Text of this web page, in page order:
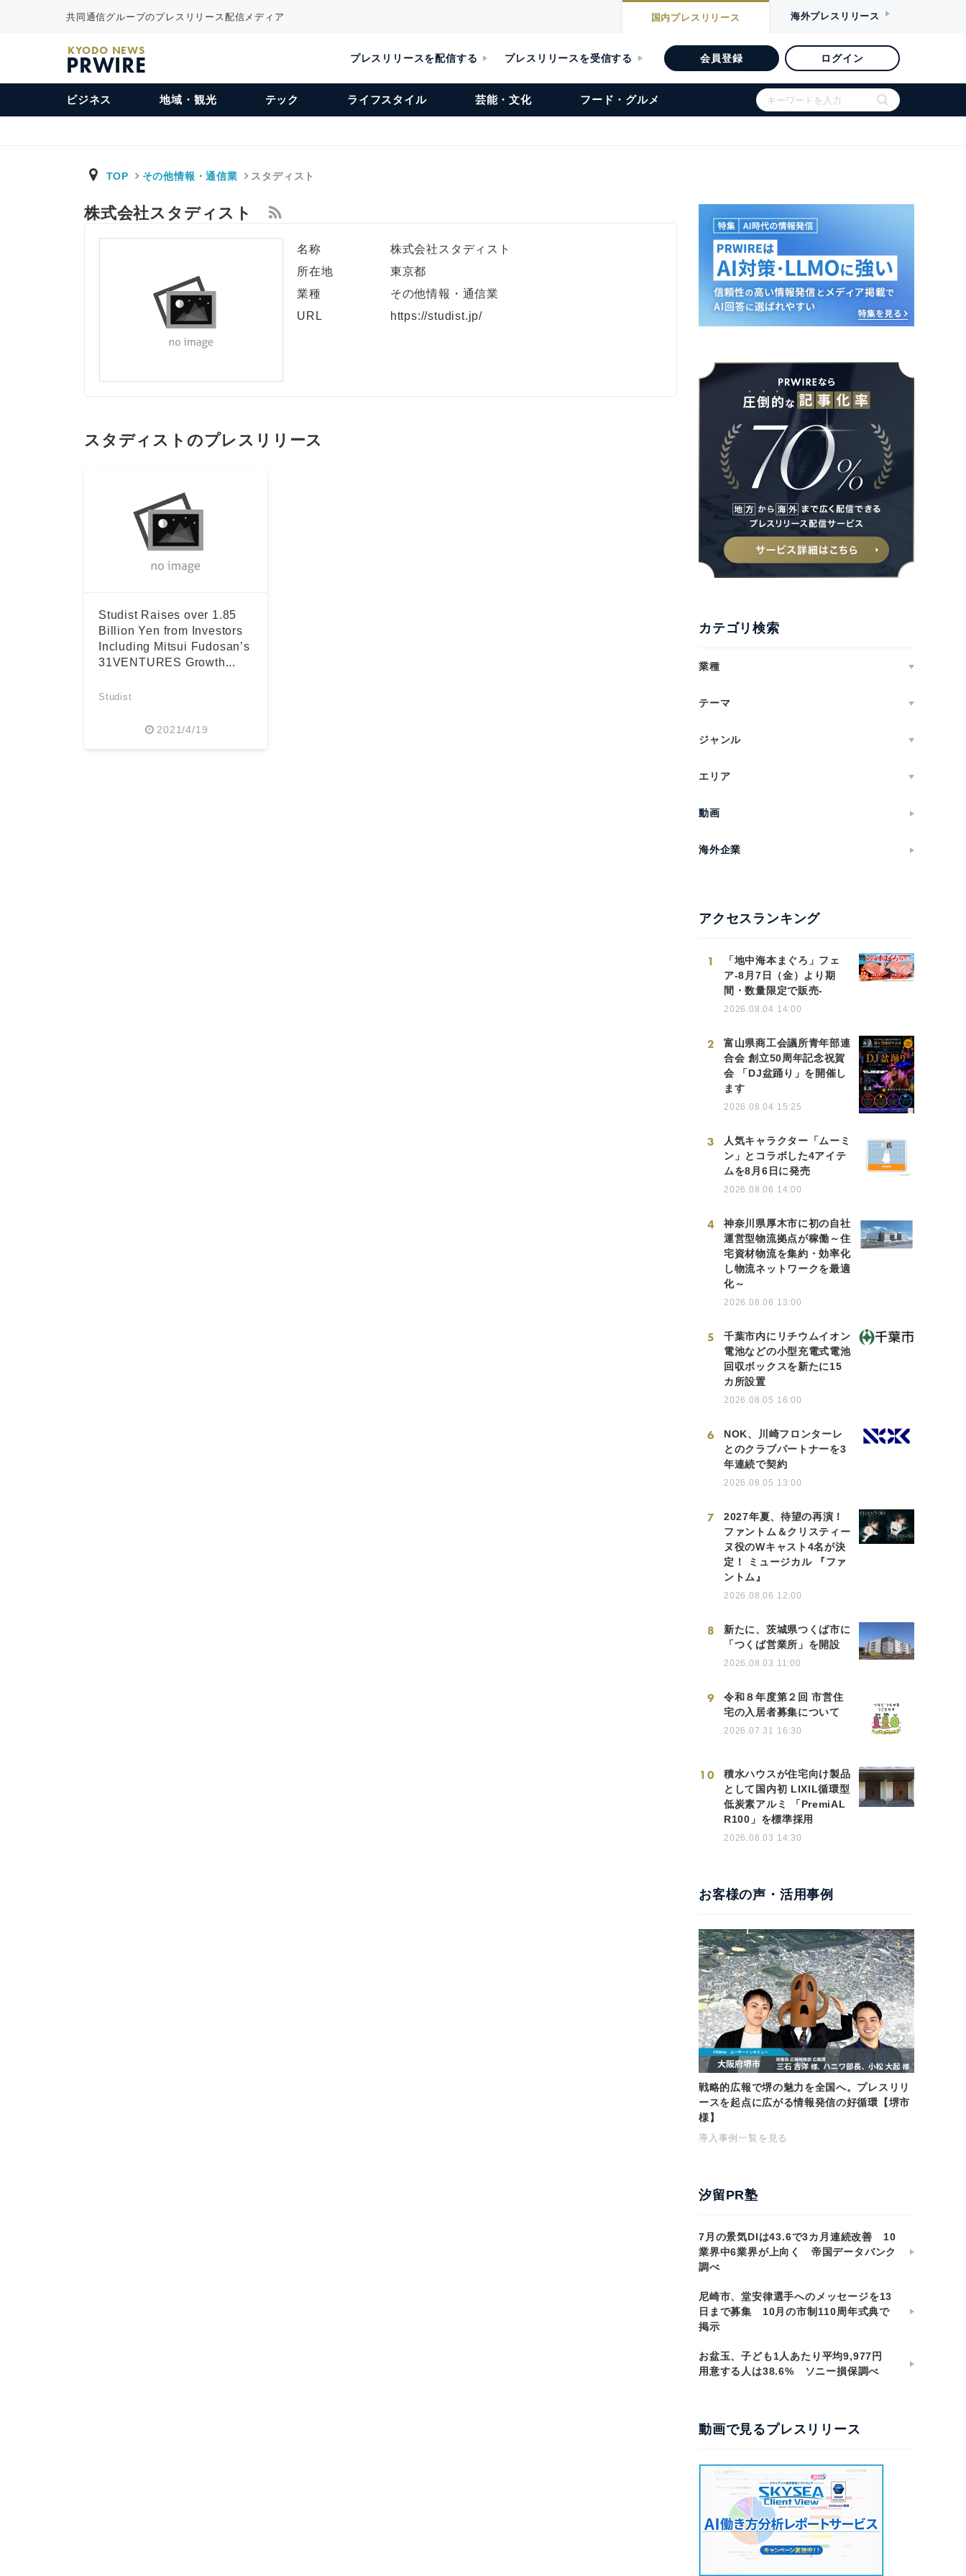
共同通信グループのプレスリリース配信メディア 国内プレスリリース 海外プレスリリース
KYODO NEWS
PRWIRE プレスリリースを配信する プレスリリースを受信する 会員登録 ログイン
ビジネス 地域・観光 テック ライフスタイル 芸能・文化 フード・グルメ
TOP その他情報・通信業 スタディスト
株式会社スタディスト
名称
株式会社スタディスト
所在地
東京都
業種
その他情報・通信業
URL
https://studist.jp/
スタディストのプレスリリース
Studist Raises over 1.85
Billion Yen from Investors
Including Mitsui Fudosan’s
31VENTURES Growth...
Studist
2021/4/19
カテゴリ検索
業種
テーマ
ジャンル
エリア
動画
海外企業
アクセスランキング
1
「地中海本まぐろ」フェ
ア-8月7日（金）より期
間・数量限定で販売-
2026.08.04 14:00
2
富山県商工会議所青年部連
合会 創立50周年記念祝賀
会 「DJ盆踊り」を開催し
ます
2026.08.04 15:25
3
人気キャラクター「ムーミ
ン」とコラボした4アイテ
ムを8月6日に発売
2026.08.06 14:00
4
神奈川県厚木市に初の自社
運営型物流拠点が稼働～住
宅資材物流を集約・効率化
し物流ネットワークを最適
化～
2026.08.06 13:00
5
千葉市内にリチウムイオン
電池などの小型充電式電池
回収ボックスを新たに15
カ所設置
2026.08.05 16:00
6
NOK、川崎フロンターレ
とのクラブパートナーを3
年連続で契約
2026.08.05 13:00
7
2027年夏、待望の再演！
ファントム＆クリスティー
ヌ役のWキャスト4名が決
定！ ミュージカル 『ファ
ントム』
2026.08.06 12:00
8
新たに、茨城県つくば市に
「つくば営業所」を開設
2026.08.03 11:00
9
令和８年度第２回 市営住
宅の入居者募集について
2026.07.31 16:30
10
積水ハウスが住宅向け製品
として国内初 LIXIL循環型
低炭素アルミ 「PremiAL
R100」を標準採用
2026.08.03 14:30
お客様の声・活用事例
戦略的広報で堺の魅力を全国へ。プレスリリ
ースを起点に広がる情報発信の好循環【堺市
様】
導入事例一覧を見る
汐留PR塾
7月の景気DIは43.6で3カ月連続改善 10
業界中6業界が上向く 帝国データバンク
調べ
尼崎市、堂安律選手へのメッセージを13
日まで募集 10月の市制110周年式典で
掲示
お盆玉、子ども1人あたり平均9,977円
用意する人は38.6% ソニー損保調べ
動画で見るプレスリリース